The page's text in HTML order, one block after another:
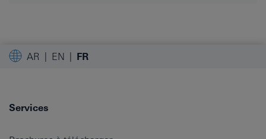
AR EN FR
Services